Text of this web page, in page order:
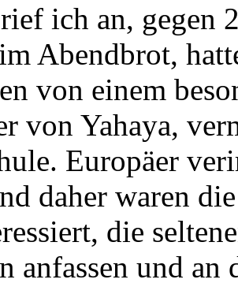
ich an, gegen
Abendbrot,
von einem
von Yahaya,
Europäer
daher waren
die
anfassen und